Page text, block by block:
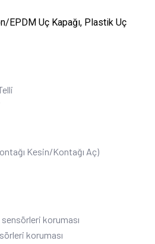
EPDM Uç Kapağı, Plastik Uç
Kesin/Kontağı Aç)
sensörleri koruması
koruması